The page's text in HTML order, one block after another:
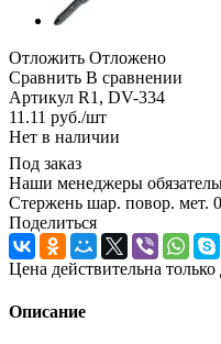
Отложить Отложено
Сравнить В сравнении
Артикул R1, DV-334
11.11 руб./шт
Нет в наличии
Под заказ
Наши менеджеры
Стержень шар. повор. мет.
Поделиться
Цена действительна
Описание